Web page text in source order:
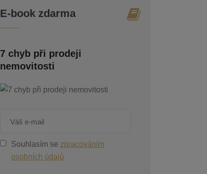
E-book zdarma
7 chyb při prodeji
nemovitosti
Souhlasím se zpracováním
osobních údajů